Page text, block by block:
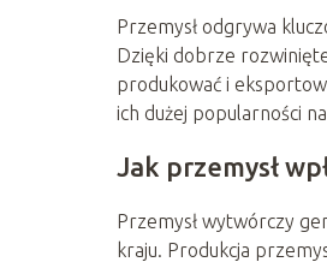
Przemysł odgrywa
Dzięki dobrze
produkować i
ich dużej popularności
Jak przemysł
Przemysł wytwórczy
kraju. Produkcja